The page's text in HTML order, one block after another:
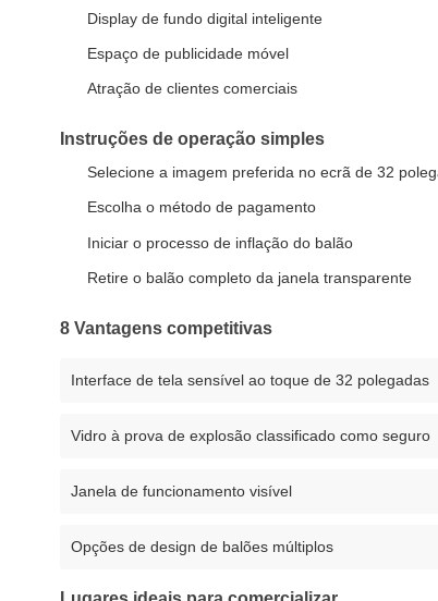
Display de fundo digital inteligente
Espaço de publicidade móvel
Atração de clientes comerciais
Instruções de operação simples
Selecione a imagem preferida no ecrã de 32
Escolha o método de pagamento
Iniciar o processo de inflação do balão
Retire o balão completo da janela transparente
8 Vantagens competitivas
Interface de tela sensível ao toque de 32 polegadas
Vidro à prova de explosão classificado como seguro
Janela de funcionamento visível
Opções de design de balões múltiplos